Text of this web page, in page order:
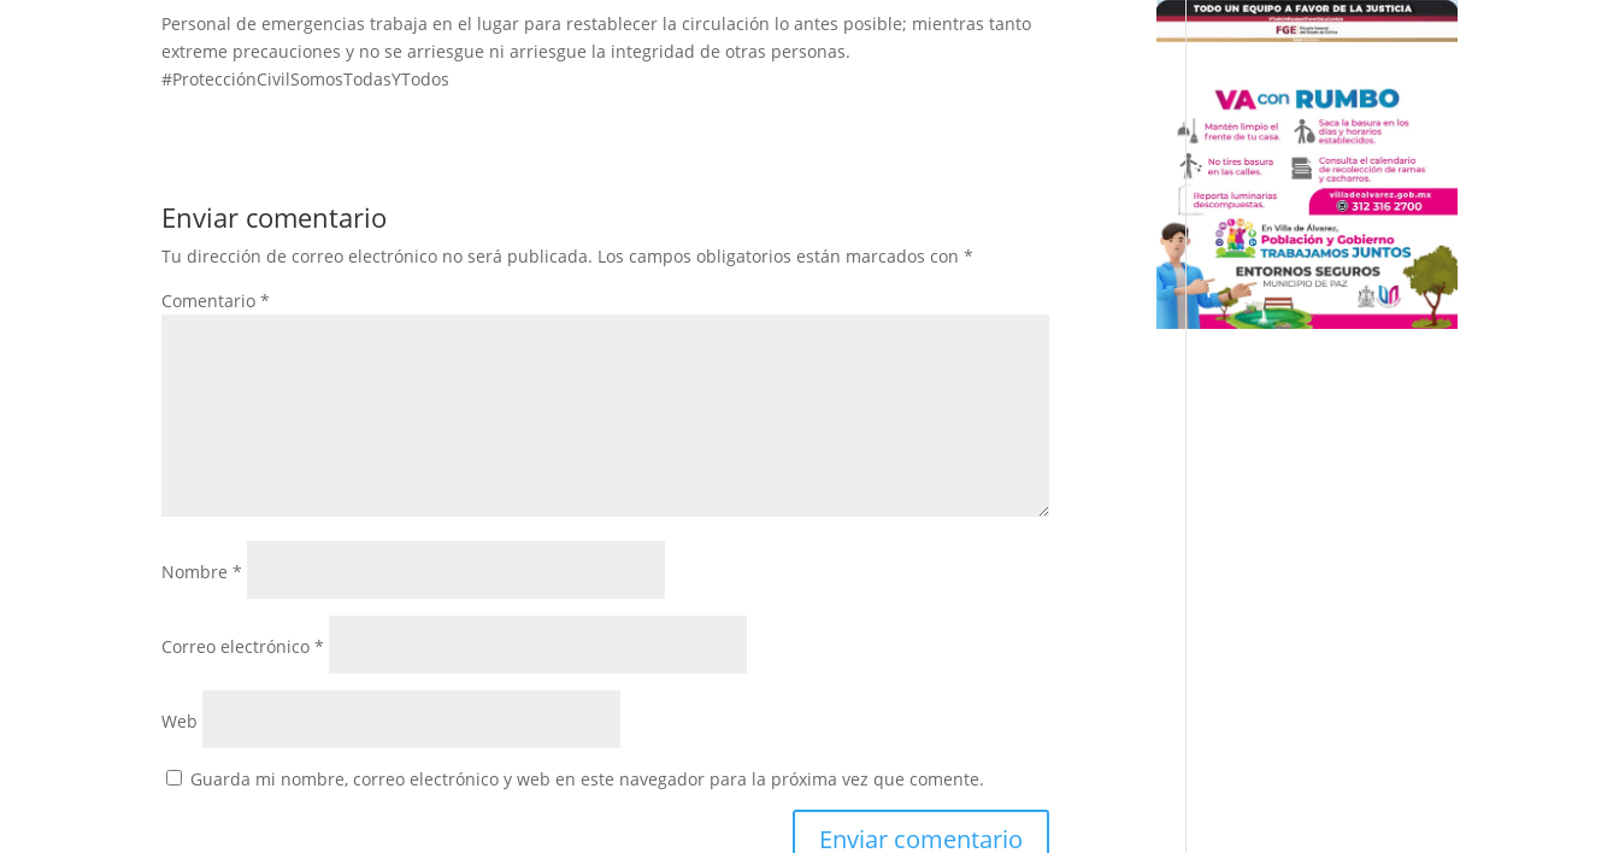
Personal de emergencias trabaja en el lugar para restablecer la circulación lo antes posible; mientras tanto
extreme precauciones y no se arriesgue ni arriesgue la integridad de otras personas.
#ProtecciónCivilSomosTodasYTodos
Enviar comentario
Tu dirección de correo electrónico no será publicada. Los campos obligatorios están marcados con*
Comentario*
Nombre*
Correo electrónico*
Web
Guarda mi nombre, correo electrónico y web en este navegador para la próxima vez que comente.